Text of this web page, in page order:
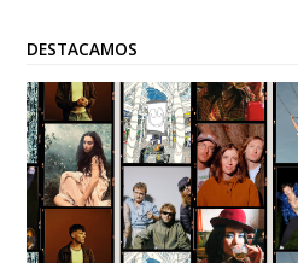
DESTACAMOS